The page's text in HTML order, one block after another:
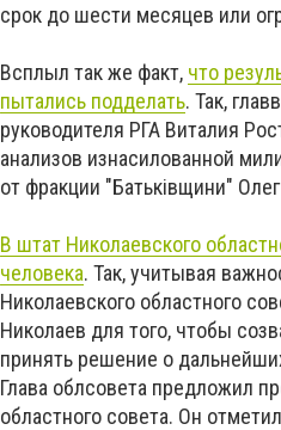
срок до шести месяцев или
Всплыл так же факт, что
пытались подделать. Так,
руководителя РГА Виталия
анализов изнасилованной
от фракции "Батьківщини"
В штат Николаевского
человека. Так, учитывая
Николаевского областного
Николаев для того, чтобы
принять решение о
Глава облсовета предложил
областного совета. Он